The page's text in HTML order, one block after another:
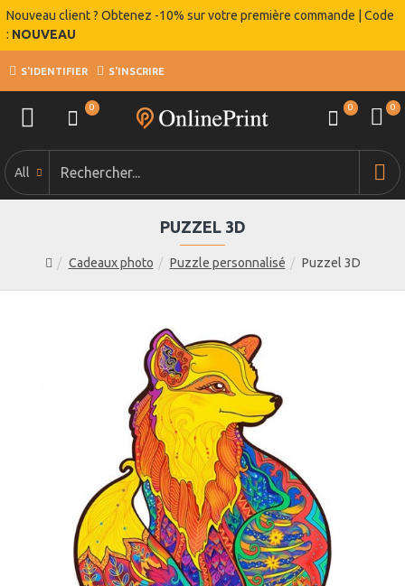
Nouveau client ? Obtenez -10% sur votre première commande | Code
: NOUVEAU
S'IDENTIFIER S'INSCRIRE
0 0 0
All
Cadeaux photo Puzzle personnalisé Puzzel 3D
PUZZEL 3D